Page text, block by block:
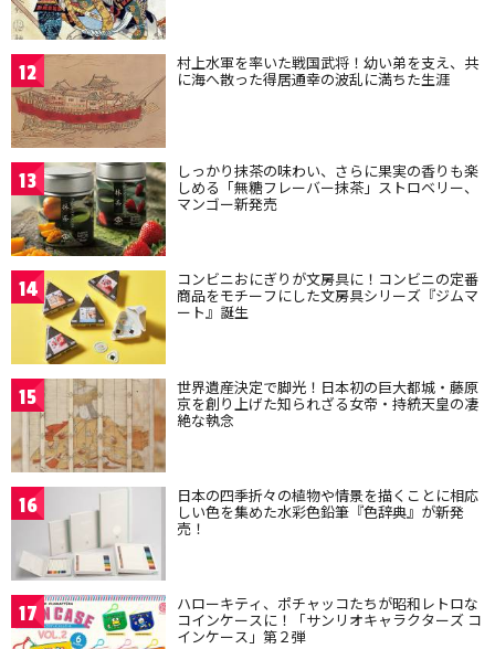
12 村上水軍を率いた戦国武将！幼い弟を支え、共
に海へ散った得居通幸の波乱に満ちた生涯
13 しっかり抹茶の味わい、さらに果実の香りも楽
しめる「無糖フレーバー抹茶」ストロベリー、
マンゴー新発売
14 コンビニおにぎりが文房具に！コンビニの定番
商品をモチーフにした文房具シリーズ『ジムマ
ート』誕生
15 世界遺産決定で脚光！日本初の巨大都城・藤原
京を創り上げた知られざる女帝・持統天皇の凄
絶な執念
16 日本の四季折々の植物や情景を描くことに相応
しい色を集めた水彩色鉛筆『色辞典』が新発
売！
17 ハローキティ、ポチャッコたちが昭和レトロな
コインケースに！「サンリオキャラクターズ コ
インケース」第２弾